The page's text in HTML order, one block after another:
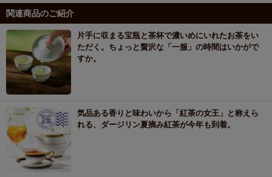
関連商品のご紹介
片手に収まる宝瓶と茶杯で濃いめにいれたお茶をい
ただく。ちょっと贅沢な「一服」の時間はいかがで
すか。
気品ある香りと味わいから「紅茶の女王」と称えら
れる、ダージリン夏摘み紅茶が今年も到着。